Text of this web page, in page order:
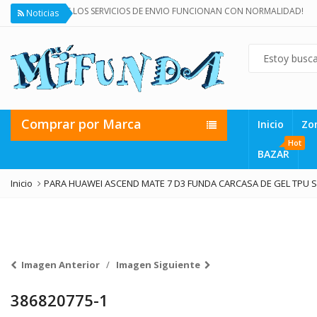
Noticias
¡TODOS LOS SERVICIOS DE ENVIO FUNCIONAN CON NORMALIDAD!
Comprar por Marca Inicio
BAZAR
Hot
Inicio PARA HUAWEI ASCEND MATE 7 D3 FUNDA CARCASA DE GEL TPU
Imagen Anterior Imagen Siguiente
386820775-1